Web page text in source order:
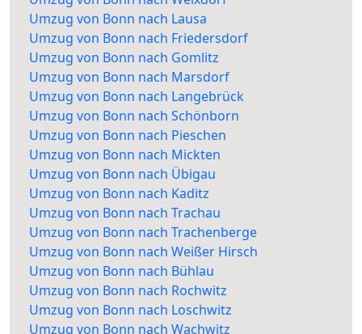
Umzug von Bonn nach Lausa
Umzug von Bonn nach Friedersdorf
Umzug von Bonn nach Gomlitz
Umzug von Bonn nach Marsdorf
Umzug von Bonn nach Langebrück
Umzug von Bonn nach Schönborn
Umzug von Bonn nach Pieschen
Umzug von Bonn nach Mickten
Umzug von Bonn nach Übigau
Umzug von Bonn nach Kaditz
Umzug von Bonn nach Trachau
Umzug von Bonn nach Trachenberge
Umzug von Bonn nach Weißer Hirsch
Umzug von Bonn nach Bühlau
Umzug von Bonn nach Rochwitz
Umzug von Bonn nach Loschwitz
Umzug von Bonn nach Wachwitz